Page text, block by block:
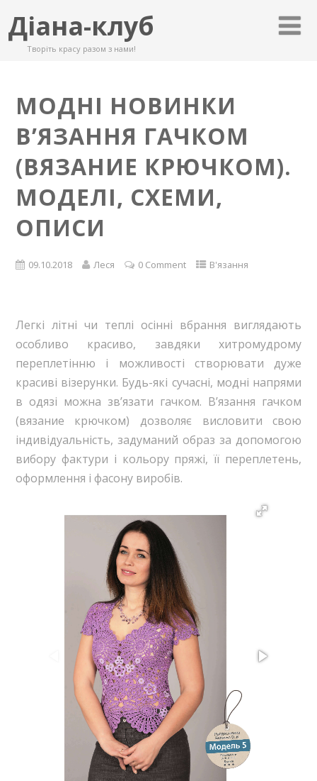
Діана-клуб
Творіть красу разом з нами!
МОДНІ НОВИНКИ
В’ЯЗАННЯ ГАЧКОМ
(ВЯЗАНИЕ КРЮЧКОМ).
МОДЕЛІ, СХЕМИ,
ОПИСИ
09.10.2018 Леся 0 Comment В'язання
Легкі літні чи теплі осінні вбрання виглядають
особливо красиво, завдяки хитромудрому
переплетінню і можливості створювати дуже
красиві візерунки. Будь-які сучасні, модні напрями
в одязі можна зв’язати гачком. В’язання гачком
(вязание крючком) дозволяє висловити свою
індивідуальність, задуманий образ за допомогою
вибору фактури і кольору пряжі, її переплетень,
оформлення і фасону виробів.